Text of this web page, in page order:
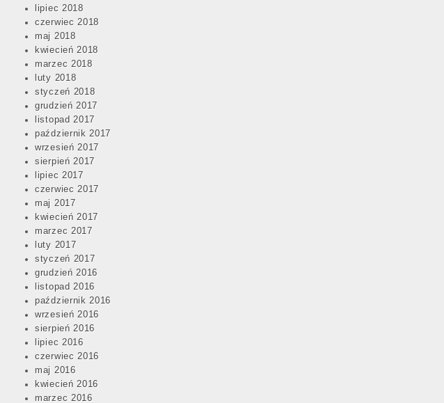
lipiec 2018
czerwiec 2018
maj 2018
kwiecień 2018
marzec 2018
luty 2018
styczeń 2018
grudzień 2017
listopad 2017
październik 2017
wrzesień 2017
sierpień 2017
lipiec 2017
czerwiec 2017
maj 2017
kwiecień 2017
marzec 2017
luty 2017
styczeń 2017
grudzień 2016
listopad 2016
październik 2016
wrzesień 2016
sierpień 2016
lipiec 2016
czerwiec 2016
maj 2016
kwiecień 2016
marzec 2016